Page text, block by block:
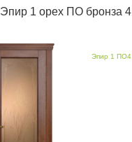
Эпир 1 орех ПО бронза 4
Эпир 1 ПО4